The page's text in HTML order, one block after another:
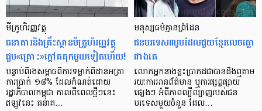
មីក្រូ​ហិរញ្ញវត្ថុ
ធនាគារ​និង​គ្រឹះស្ថាន​មីក្រូ​ហិរញ្ញវត្ថុ​
ជួប«គ្រោះ»ក្តៅ​គគុក​មួយ​ទៀត​ហើយ!
បន្ទាប់​ពី​រង​សម្ពាធ​​ពី​ការ​ទម្លាក់​ពិដាន​អត្រា​
ការ​ប្រាក់ ១៨​% ដែល​កំណត់​ដោយ​
រដ្ឋាភិបាល​កម្ពុជា កាល​ពី​ពេល​ថ្មីៗ​នេះ
ឥឡូវ​នេះ ធនាគ…
មនុស្ស​ធម៌​គ្មាន​ព្រំដែន
ជន​បរទេស​៣​រូប​ដែល​ជួយ​ខ្មែរ​លេច​ធ្លោ​
ជាង​គេ
លោកអ្នក​នាង​ខ្លះ​ប្រាកដ​ជា​បាន​​ដឹង​ឮ​តាម​
រយៈ​ការ​អាន​ព័ត៌មាន ឬ​ការ​ផ្សព្វផ្សាយ​
ផ្សេងៗ អំពី​ភាព​ល្បីល្បាញ​របស់​ជន​
បរទេស​មួយ​ចំនួន ដែល…